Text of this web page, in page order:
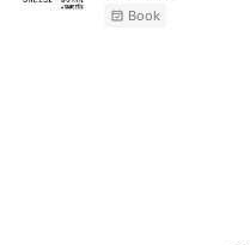
Book